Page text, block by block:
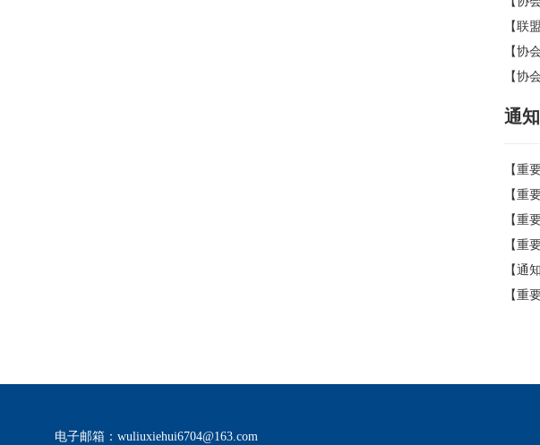
业全
生态
发投
【联
新篇
走进
【协
谱新
【协
系统
通
【重
应链
【重
高校
南牧
选会
【重
工业
流应
【重
用、
【通
跨省
【重
电子邮箱：wuliuxiehui6704@163.com